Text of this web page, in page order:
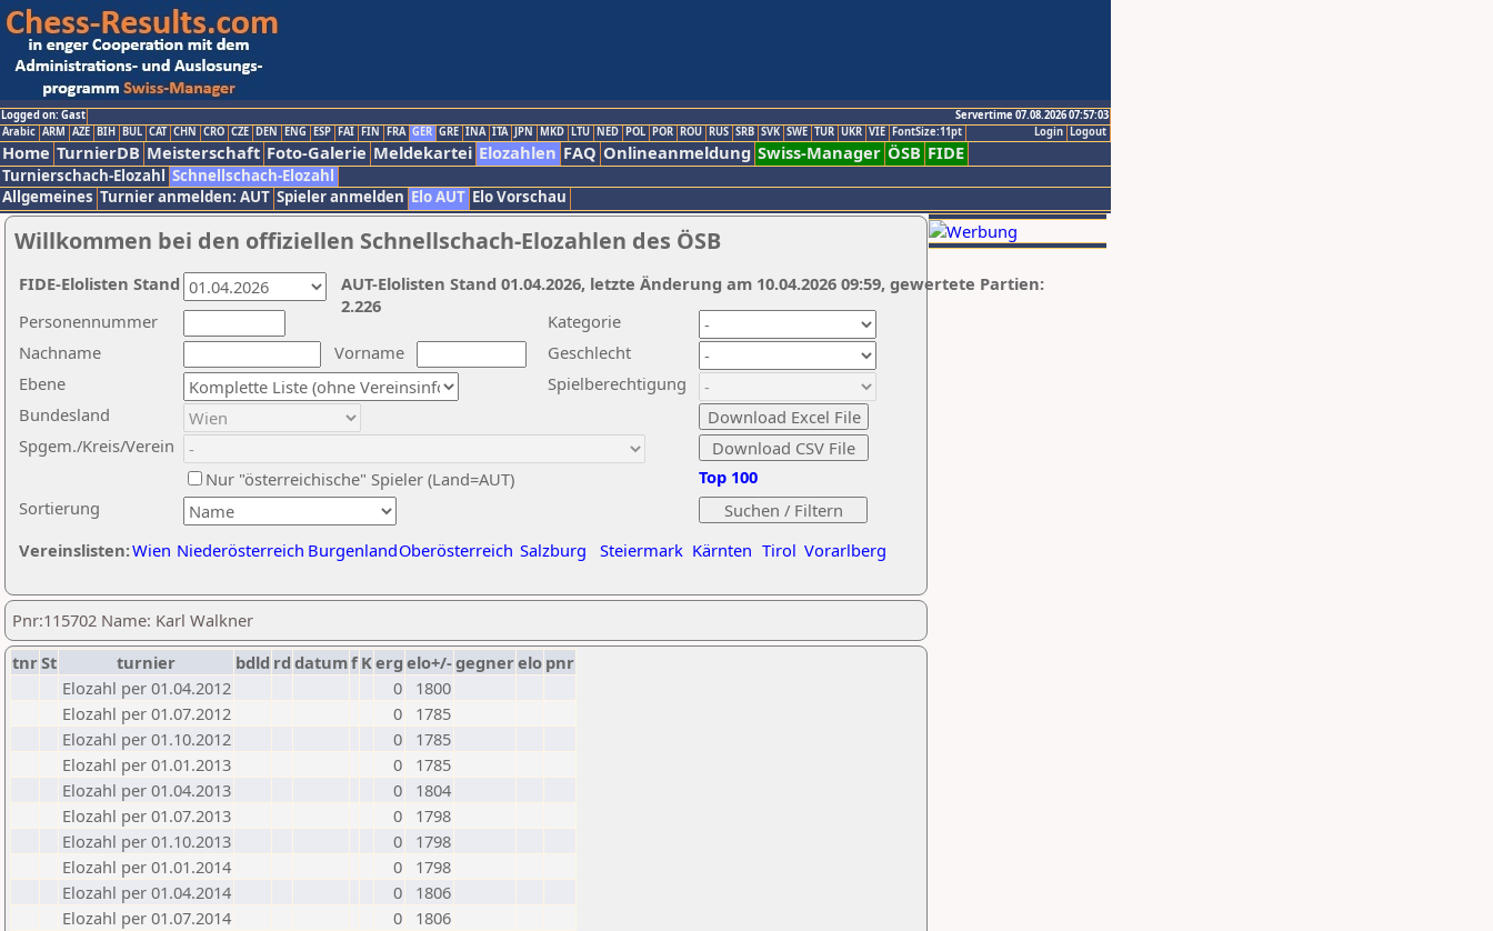
Logged on: Gast
Servertime 07.08.2026 07:57:03
Logout
Login
Arabic ARM AZE BIH BUL CAT CHN CRO CZE DEN ENG ESP FAI FIN FRA GER GRE INA ITA JPN MKD LTU NED POL POR ROU RUS SRB SVK SWE TUR UKR VIE FontSize:11pt
Home TurnierDB Meisterschaft Foto-Galerie Meldekartei Elozahlen FAQ Onlineanmeldung Swiss-Manager ÖSB FIDE
Turnierschach-Elozahl Schnellschach-Elozahl
Allgemeines Turnier anmelden: AUT Spieler anmelden Elo AUT Elo Vorschau
Willkommen bei den offiziellen Schnellschach-Elozahlen des ÖSB
Nachname
Vorname
Ebene
Kategorie
Sortierung
Personennummer
Bundesland
Spgem./Kreis/Verein
Geschlecht
Nur "österreichische" Spieler (Land=AUT)
Spielberechtigung
Vereinslisten:Wien Niederösterreich BurgenlandOberösterreich Salzburg Steiermark Kärnten Tirol Vorarlberg
Top 100
AUT-Elolisten Stand 01.04.2026, letzte Änderung am 10.04.2026 09:59, gewertete Partien:
2.226
FIDE-Elolisten Stand
Pnr:115702 Name: Karl Walkner
tnrSt turnier bdld rd datumf Kerg elo+/-gegnerelo pnr
Elozahl per 01.04.2012
0
1800
Elozahl per 01.07.2012
0
1785
Elozahl per 01.10.2012
0
1785
Elozahl per 01.01.2013
0
1785
Elozahl per 01.04.2013
0
1804
Elozahl per 01.07.2013
0
1798
Elozahl per 01.10.2013
0
1798
Elozahl per 01.01.2014
0
1798
Elozahl per 01.04.2014
0
1806
Elozahl per 01.07.2014
0
1806